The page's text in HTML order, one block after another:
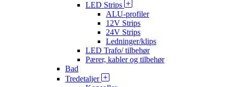
LED Strips
ALU-profiler
12V Strips
24V Strips
Ledninger/klips
LED Trafo/ tilbehør
Pærer, kabler og tilbehør
Bad
Tredetaljer